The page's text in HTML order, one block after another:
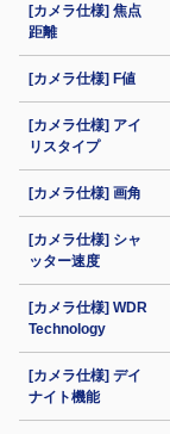
[カメラ仕様] 焦点
距離
[カメラ仕様] F値
[カメラ仕様] アイ
リスタイプ
[カメラ仕様] 画角
[カメラ仕様] シャ
ッター速度
[カメラ仕様] WDR
Technology
[カメラ仕様] デイ
ナイト機能